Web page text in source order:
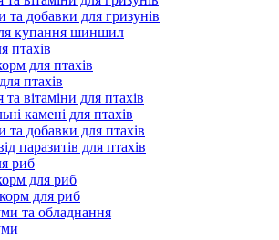
та добавки для гризунів
купання шиншил
птахів
для птахів
птахів
та вітаміни для птахів
камені для птахів
та добавки для птахів
паразитів для птахів
риб
для риб
для риб
та обладнання